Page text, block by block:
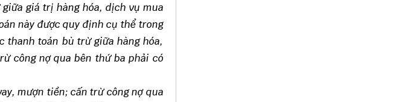
giá trị hàng hóa, dịch vụ mua
này được quy định cụ thể trong
thanh toán bù trừ giữa hàng hóa,
công nợ qua bên thứ ba phải có
mượn tiền; cấn trừ công nợ qua